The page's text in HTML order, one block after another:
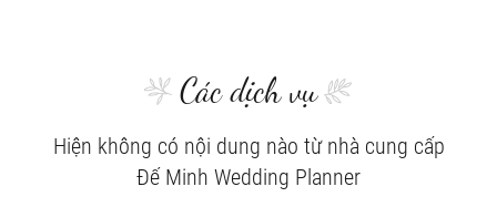
Các dịch vụ
Hiện không có nội dung nào từ nhà cung cấp
Đế Minh Wedding Planner